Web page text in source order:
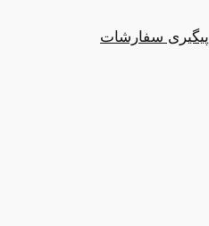
پیگیری سفارشات